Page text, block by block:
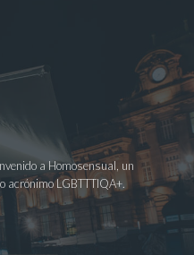
a Homosensual, un
acrónimo LGBTTTIQA+.